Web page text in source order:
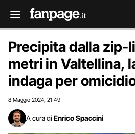
Precipita dalla zip-
metri in Valtellina,
indaga per
8 Maggio 2024 21:49
A cura di Enrico Spaccini